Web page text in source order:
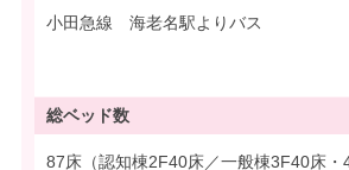
小田急線 海老名駅よりバス
総ベッド数
87床（認知棟2F40床／一般棟3F40床・